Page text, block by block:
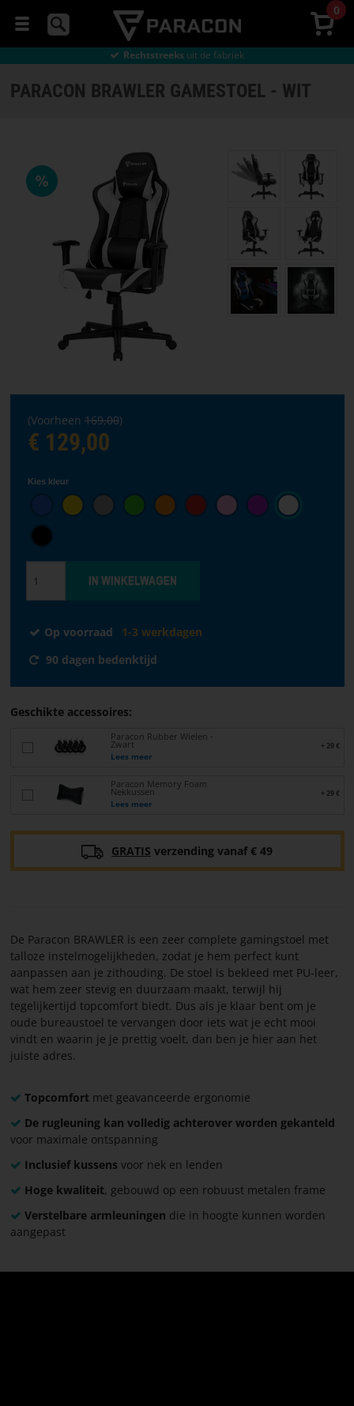
0
MUIZEN
GAMESTOELEN
VOORPAGINA
SOFTWARE
ALGEMENE
VOORWAARDEN
OVER
Gratis
90 dagenbedenktijd
Gratis
Rechtstreeks uit de fabriek
PARACON BRAWLER GAMESTOEL - WIT
(Voorheen169,00)
€ 129,00
Kies kleur
Op voorraad
1-3 werkdagen
90 dagen bedenktijd
Geschikte accessoires:
Paracon Rubber Wielen -
Zwart
Lees meer
+ 29 €
Paracon Memory Foam
Nekkussen
Lees meer
+ 29 €
GRATIS verzending vanaf € 49
De Paracon BRAWLER is een zeer complete gamingstoel met
talloze instelmogelijkheden, zodat je hem perfect kunt
aanpassen aan je zithouding. De stoel is bekleed met PU-leer,
wat hem zeer stevig en duurzaam maakt, terwijl hij
tegelijkertijd topcomfort biedt. Dus als je klaar bent om je
oude bureaustoel te vervangen door iets wat je echt mooi
vindt en waarin je je prettig voelt, dan ben je hier aan het
juiste adres.
Topcomfortmet geavanceerde ergonomie
De rugleuning kan volledig achterover worden gekanteld
voor maximale ontspanning
Inclusief kussens voor nek en lenden
Hoge kwaliteit, gebouwd op een robuust metalen frame
Verstelbare armleuningen die in hoogte kunnen worden
aangepast